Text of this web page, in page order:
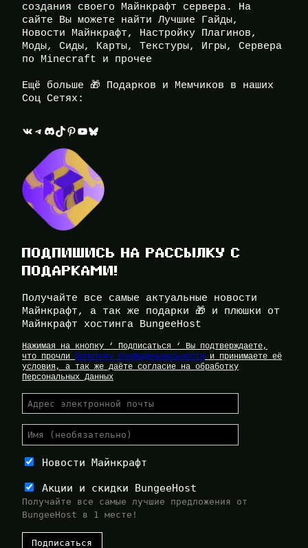
создания своего Майнкрафт сервера. На
сайте Вы можете найти Лучшие Гайды,
Новости Майнкрафт, Настройку Плагинов,
Моды, Сиды, Карты, Текстуры, Игры, Сервера
по Minecraft и прочее
Ещё больше 🎁 Подарков и Мемчиков в наших
Соц Сетях:
ВКонтакте Telegram Discord TikTok Pinterest YouTube Bluesky
ПОДПИШИСЬ НА РАССЫЛКУ С
ПОДАРКАМИ!
Получайте все самые актуальные новости
Майнкрафт, а так же подарки 🎁 и плюшки от
Майнкрафт хостинга BungeeHost
Нажимая на кнопку ‘ Подписаться ‘ Вы подтверждаете,
что прочли Политику Конфиденциальности и принимаете её
условия, а так же даёте согласие на обработку
Персональных Данных
Новости Майнкрафт
Акции и скидки BungeeHost
Получайте все самые лучшие предложения от
BungeeHost в 1 месте!